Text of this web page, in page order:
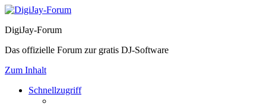
DigiJay-Forum
Das offizielle Forum zur gratis DJ-Software
Zum Inhalt
Schnellzugriff